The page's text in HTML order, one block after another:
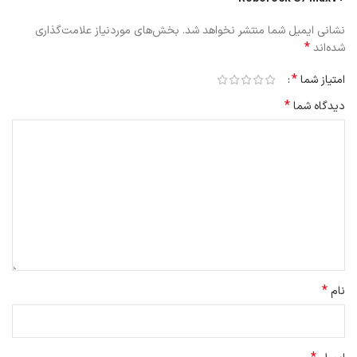
ویژگی های جارو رباتیک شیائومی
+Roborock S7 MaxV
نشانی ایمیل شما منتشر نخواهد شد. بخش‌های موردنیاز علامت‌گذاری
شده‌اند*
امتیاز شما*
دیدگاه شما*
نام*